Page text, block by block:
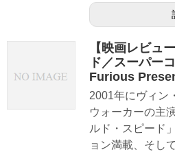
【映画レビュ
ド／スーパー
Furious
2001年にヴィン
ウォーカーの主
ルド・スピード
ョン満載、そし